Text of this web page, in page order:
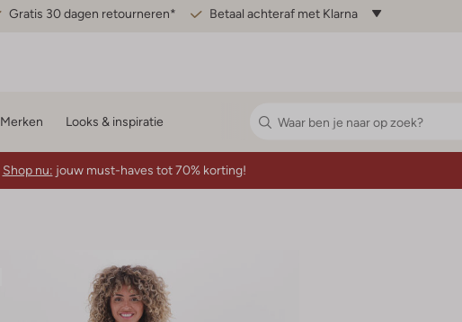
Gratis 30 dagen retourneren* Betaal achteraf met Klarna
Merken Looks & inspiratie
Shop nu: jouw must-haves tot 70% korting!